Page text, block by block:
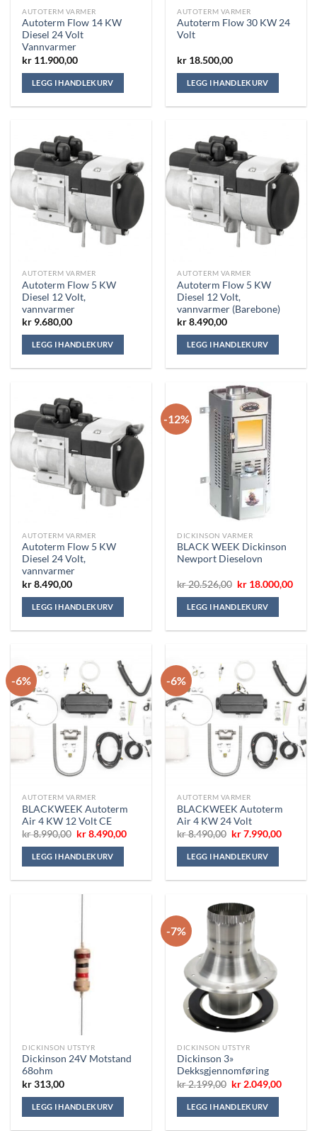
AUTOTERM VARMER
Autoterm Flow 14 KW
Diesel 24 Volt
Vannvarmer
kr 11.900,00
LEGG I HANDLEKURV
AUTOTERM VARMER
Autoterm Flow 30 KW 24
Volt
kr 18.500,00
LEGG I HANDLEKURV
AUTOTERM VARMER
Autoterm Flow 5 KW
Diesel 12 Volt,
vannvarmer
kr 9.680,00
LEGG I HANDLEKURV
AUTOTERM VARMER
Autoterm Flow 5 KW
Diesel 12 Volt,
vannvarmer (Barebone)
kr8.490,00
LEGG I HANDLEKURV
AUTOTERM VARMER
Autoterm Flow 5 KW
Diesel 24 Volt,
vannvarmer
kr8.490,00
LEGG I HANDLEKURV
-12%
DICKINSON VARMER
BLACK WEEK Dickinson
Newport Dieselovn
kr20.526,00 Opprinnelig
var:
kr 20.526,00.
kr 18.000,00
LEGG I HANDLEKURV
-6%
AUTOTERM VARMER
BLACKWEEK Autoterm
Air 4 KW 12 Volt CE
kr8.990,00 Opprinnelig
var:
kr 8.990,00.
kr8.490,00Nåværende
LEGG I HANDLEKURV
-6%
AUTOTERM VARMER
BLACKWEEK Autoterm
Air 4 KW 24 Volt
kr8.490,00 Opprinnelig
var:
kr 8.490,00.
kr7.990,00
LEGG I HANDLEKURV
DICKINSON UTSTYR
Dickinson 24V Motstand
68ohm
kr313,00
LEGG I HANDLEKURV
-7%
DICKINSON UTSTYR
Dickinson 3»
Dekksgjennomføring
kr2.199,00 Opprinnelig
var:
kr 2.199,00.
kr 2.049,00
LEGG I HANDLEKURV